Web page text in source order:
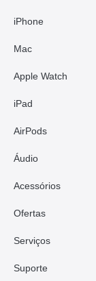
iPhone
Mac
Apple Watch
iPad
AirPods
Áudio
Acessórios
Ofertas
Serviços
Suporte